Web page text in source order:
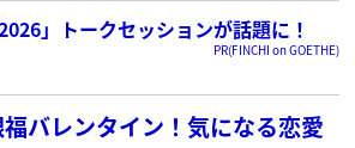
」トークセッションが話題に！
PR(FINCHI on GOETHE)
バレンタイン！気になる恋愛